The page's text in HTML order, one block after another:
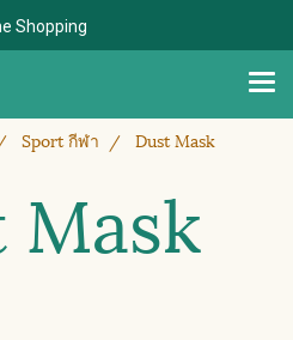
Shopping
Sport กีฬา Dust Mask
Mask